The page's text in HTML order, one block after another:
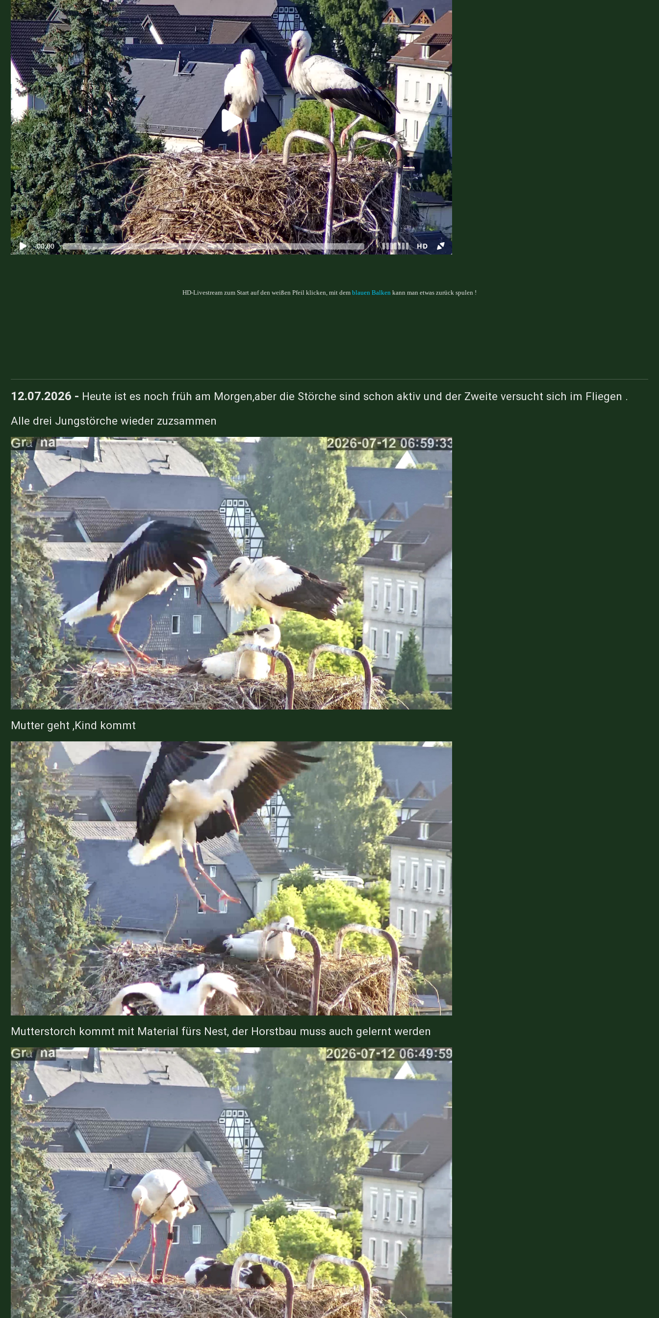
HD-Livestream zum Start auf den weißen Pfeil klicken, mit dem blauen Balken kann man etwas zurück spulen !
12.07.2026 - Heute ist es noch früh am Morgen,aber die Störche sind schon aktiv und der Zweite versucht sich im Fliegen .
Alle drei Jungstörche wieder zuzsammen
Mutter geht ,Kind kommt
Mutterstorch kommt mit Material fürs Nest, der Horstbau muss auch gelernt werden